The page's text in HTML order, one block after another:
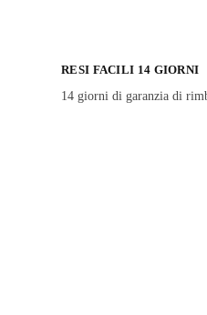
RESI FACILI 14 GIORNI
14 giorni di garanzia di